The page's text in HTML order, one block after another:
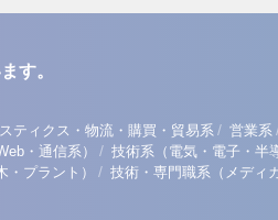
す。
ティクス・物流・購買・貿易系 / 営業系
・通信系） / 技術系（電気・電子・半
プラント） / 技術・専門職系（メディ